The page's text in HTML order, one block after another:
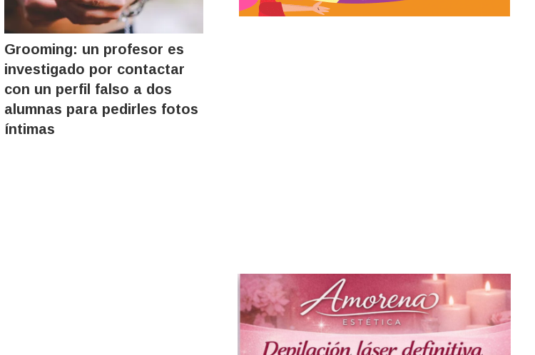
Grooming: un profesor es
investigado por contactar
con un perfil falso a dos
alumnas para pedirles fotos
íntimas